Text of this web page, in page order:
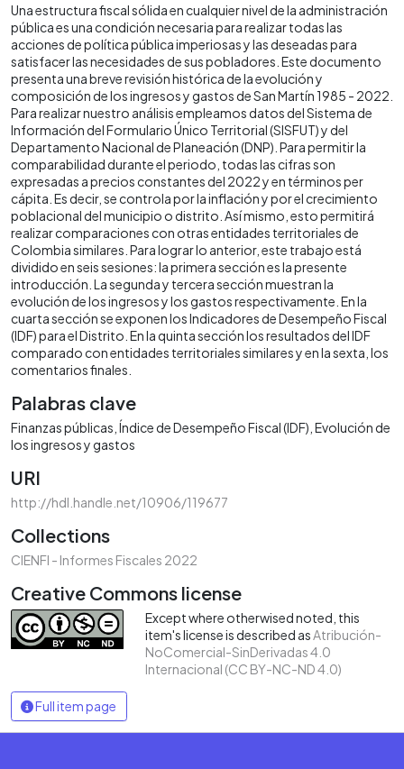
Una estructura fiscal sólida en cualquier nivel de la administración
pública es una condición necesaria para realizar todas las
acciones de política pública imperiosas y las deseadas para
satisfacer las necesidades de sus pobladores. Este documento
presenta una breve revisión histórica de la evolución y
composición de los ingresos y gastos de San Martín 1985 - 2022.
Para realizar nuestro análisis empleamos datos del Sistema de
Información del Formulario Único Territorial (SISFUT) y del
Departamento Nacional de Planeación (DNP). Para permitir la
comparabilidad durante el periodo, todas las cifras son
expresadas a precios constantes del 2022 y en términos per
cápita. Es decir, se controla por la inflación y por el crecimiento
poblacional del municipio o distrito. Así mismo, esto permitirá
realizar comparaciones con otras entidades territoriales de
Colombia similares. Para lograr lo anterior, este trabajo está
dividido en seis sesiones: la primera sección es la presente
introducción. La segunda y tercera sección muestran la
evolución de los ingresos y los gastos respectivamente. En la
cuarta sección se exponen los Indicadores de Desempeño Fiscal
(IDF) para el Distrito. En la quinta sección los resultados del IDF
comparado con entidades territoriales similares y en la sexta, los
comentarios finales.
Palabras clave
Finanzas públicas Índice de Desempeño Fiscal (IDF) Evolución de
los ingresos y gastos
URI
http://hdl.handle.net/10906/119677
Collections
CIENFI - Informes Fiscales 2022
Creative Commons license
Except where otherwised noted, this
item's license is described asAtribución-
NoComercial-SinDerivadas 4.0
Internacional (CC BY-NC-ND 4.0)
Full item page